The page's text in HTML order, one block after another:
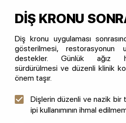
DİŞ KRONU
Diş kronu uygulaması
gösterilmesi, restorasyonun
destekler. Günlük ağız
sürdürülmesi ve düzenli klinik
önem taşır.
Dişlerin düzenli ve nazik bir
ipi kullanımının ihmal